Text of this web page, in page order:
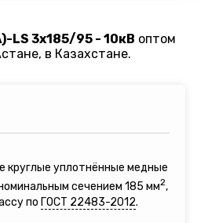
LS 3х185/95 - 10кВ оптом
в Казахстане.
круглые уплотнённые медные
сечением 185 мм2,
по ГОСТ 22483-2012.